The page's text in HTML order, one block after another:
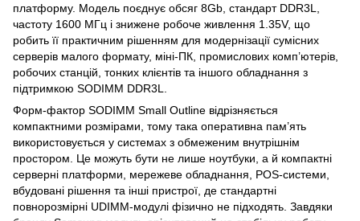
платформу. Модель поєднує обсяг 8Gb, стандарт DDR3L,
частоту 1600 МГц і знижене робоче живлення 1.35V, що
робить її практичним рішенням для модернізації сумісних
серверів малого формату, міні-ПК, промислових комп’ютерів,
робочих станцій, тонких клієнтів та іншого обладнання з
підтримкою SODIMM DDR3L.
Форм-фактор SODIMM Small Outline відрізняється
компактними розмірами, тому така оперативна пам’ять
використовується у системах з обмеженим внутрішнім
простором. Це можуть бути не лише ноутбуки, а й компактні
серверні платформи, мережеве обладнання, POS-системи,
вбудовані рішення та інші пристрої, де стандартні
повнорозмірні UDIMM-модулі фізично не підходять. Завдяки